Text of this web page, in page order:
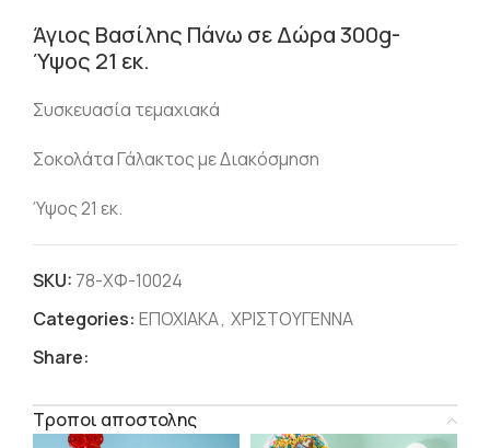
Άγιος Βασίλης Πάνω σε Δώρα 300g-
Ύψος 21 εκ.
Συσκευασία τεμαχιακά
Σοκολάτα Γάλακτος με Διακόσμηση
Ύψος 21 εκ.
SKU: 78-ΧΦ-10024
Categories: ΕΠΟΧΙΑΚΑ, ΧΡΙΣΤΟΥΓΕΝΝΑ
Share:
Τροποι αποστολης